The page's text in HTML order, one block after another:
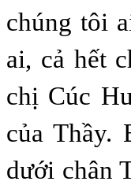
chúng tôi
ai, cả hết
chị Cúc
của Thầy.
dưới chân